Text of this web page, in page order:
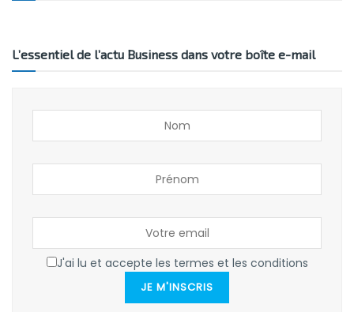
L’essentiel de l’actu Business dans votre boîte e-mail
J'ai lu et accepte les termes et les conditions
JE M'INSCRIS